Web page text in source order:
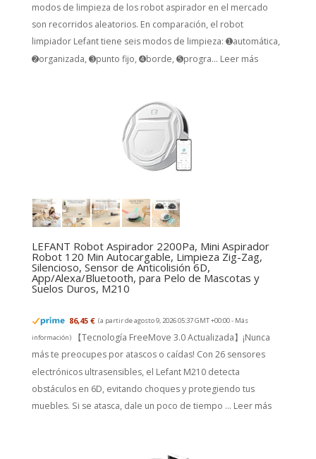
modos de limpieza de los robot aspirador en el mercado
son recorridos aleatorios. En comparación, el robot
limpiador Lefant tiene seis modos de limpieza: ➊automática,
➋organizada, ➌punto fijo, ➍borde, ➎progra... Leer más
LEFANT Robot Aspirador 2200Pa, Mini Aspirador
Robot 120 Min Autocargable, Limpieza Zig-Zag,
Silencioso, Sensor de Anticolisión 6D,
App/Alexa/Bluetooth, para Pelo de Mascotas y
Suelos Duros, M210
86,45 € (a partir de agosto 9, 2026 05:37 GMT +00:00 - Más
información)
【Tecnología FreeMove 3.0 Actualizada】¡Nunca
más te preocupes por atascos o caídas! Con 26 sensores
electrónicos ultrasensibles, el Lefant M210 detecta
obstáculos en 6D, evitando choques y protegiendo tus
muebles. Si se atasca, dale un poco de tiempo ... Leer más